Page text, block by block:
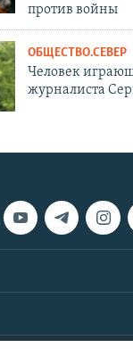
против войны
ОБЩЕСТВО.СЕВЕР
Человек
журналиста